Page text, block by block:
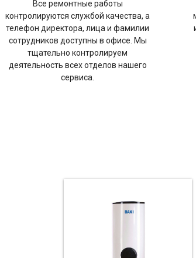
Все ремонтные работы
контролируются службой качества, а
телефон директора, лица и фамилии
сотрудников доступны в офисе. Мы
тщательно контролируем
деятельность всех отделов нашего
сервиса.